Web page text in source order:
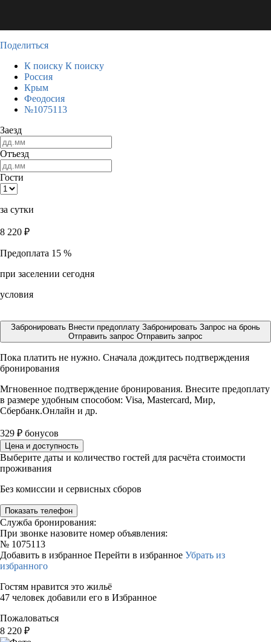
Поделиться
К поиску К поиску
Россия
Крым
Феодосия
№1075113
Заезд
Отъезд
Гости
за сутки
8 220 ₽
Предоплата 15 %
при заселении сегодня
условия
Забронировать Внести предоплату Забронировать Запрос на бронь
Отправить запрос Отправить запрос
Пока платить не нужно. Сначала дождитесь подтверждения
бронирования
Мгновенное подтверждение бронирования. Внесите предоплату
в размере удобным способом: Visa, Mastercard, Мир,
Сбербанк.Онлайн и др.
329 ₽ бонусов
Цена и доступность
Выберите даты и количество гостей для расчёта стоимости
проживания
Без комиссии и сервисных сборов
Показать телефон
Служба бронирования:
При звонке назовите номер объявления:
№ 1075113
Добавить в избранное Перейти в избранное Убрать из
избранного
Гостям нравится это жильё
47 человек добавили его в Избранное
Пожаловаться
8 220 ₽